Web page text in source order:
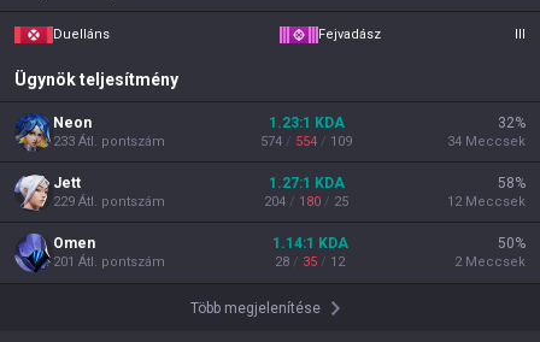
Duelláns Fejvadász III
Ügynök teljesítmény
Neon
233 Átl. pontszám
1.23:1 KDA
574 / 554 / 109
32%
34 Meccsek
Jett
229 Átl. pontszám
1.27:1 KDA
204 / 180 / 25
58%
12 Meccsek
Omen
201 Átl. pontszám
1.14:1 KDA
28 / 35 / 12
50%
2 Meccsek
Több megjelenítése